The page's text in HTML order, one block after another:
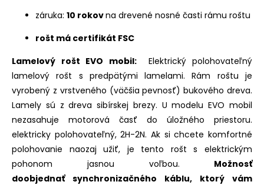
záruka: 10 rokovna drevené nosné časti rámu roštu
rošt má certifikát FSC
Lamelový rošt EVO mobil:
Elektrický polohovateľný
lamelový rošt s predpätými lamelami. Rám roštu je
vyrobený z vrstveného (väčšia pevnosť) bukového dreva.
Lamely sú z dreva sibírskej brezy. U modelu EVO mobil
nezasahuje motorová časť do úložného priestoru.
elektricky polohovateľný, 2H-2N. Ak si chcete komfortné
polohovanie naozaj užiť, je tento rošt s elektrickým
pohonom jasnou voľbou. Možnosť
doobjednať synchronizačného káblu, ktorý vám